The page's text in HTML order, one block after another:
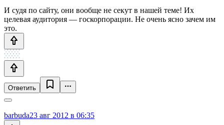
И судя по сайту, они вообще не секут в нашей теме! Их
целевая аудитория — госкорпорации. Не очень ясно зачем им
это.
Ответить
barbuda23 авг 2012 в 06:35